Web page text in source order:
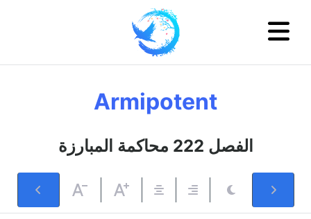
Armipotent
الفصل 222 محاكمة المبارزة